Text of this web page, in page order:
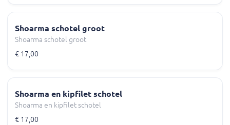
Shoarma schotel groot
Shoarma schotel groot
€ 17,00
Shoarma en kipfilet schotel
Shoarma en kipfilet schotel
€ 17,00